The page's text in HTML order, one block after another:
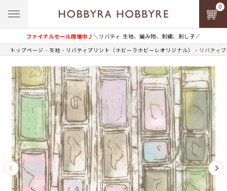
ファイナルセール開催中♪＼リバティ 生地、編み物、刺繍、刺し子／
0
トップページ 生地 リバティプリント（ホビーラホビーレオリジナル） リバティ